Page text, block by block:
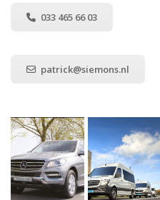
033 465 66 03
patrick@siemons.nl